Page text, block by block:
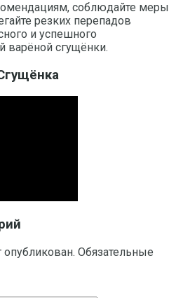
соблюдайте меры
резких перепадов
и успешного
варёной сгущёнки.
Обязательные